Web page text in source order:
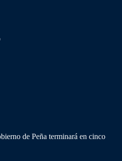
de Peña terminará en cinco